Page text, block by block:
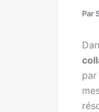
Par
par